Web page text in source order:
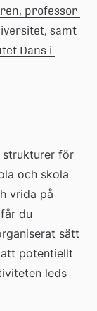
professor
samt
Dans i
strukturer för
och skola
vrida på
du
sätt
potentiellt
leds